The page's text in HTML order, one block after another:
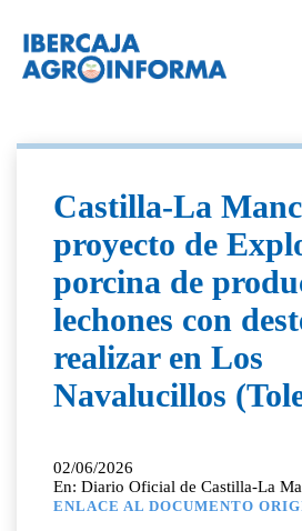
Castilla-La
proyecto de
porcina de
lechones con
realizar en Los
Navalucillos
02/06/2026
En: Diario Oficial de Castilla-La
ENLACE AL DOCUMENTO